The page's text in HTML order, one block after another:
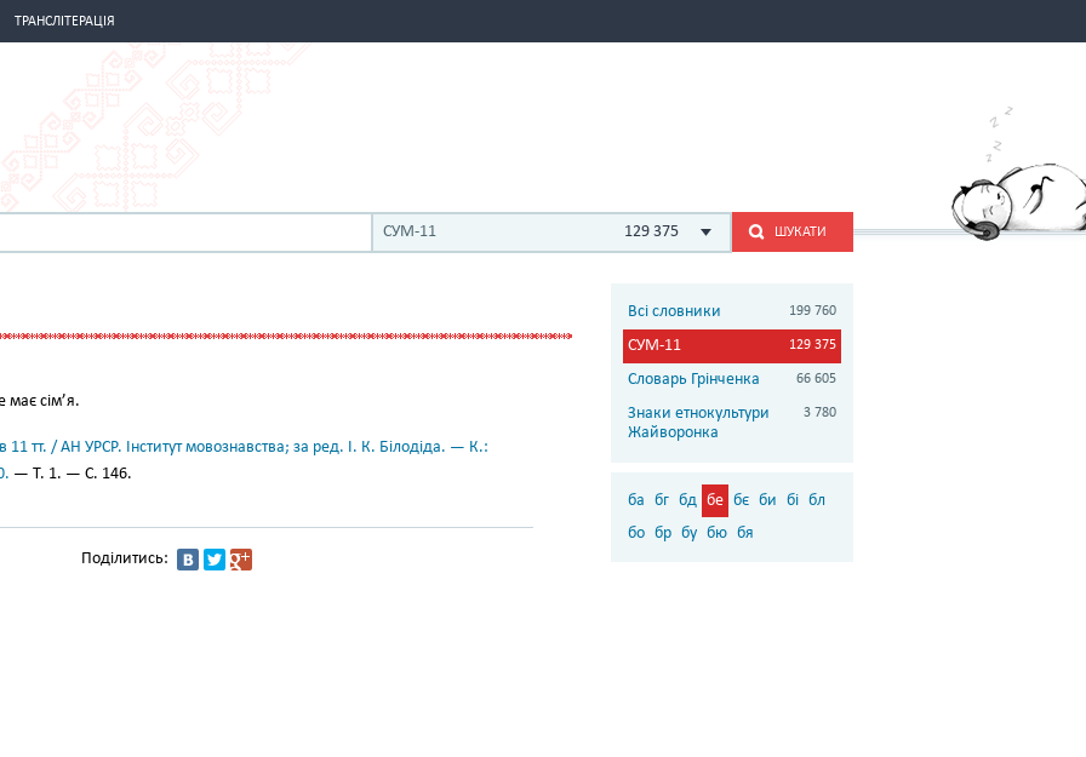
ТРАНСЛІТЕРАЦІЯ
СУМ-11 129 375 ШУКАТИ
має сім’я.
11 тт. / АН УРСР. Інститут мовознавства; за ред. І. К. Білодіда. — К.:
— Т. 1. — С. 146.
Поділитись:
Всі словники 199 760
СУМ-11 129 375
Словарь Грінченка 66 605
Знаки етнокультури
Жайворонка
3 780
ба бг бд бе бє би бі бл
бо бр бу бю бя